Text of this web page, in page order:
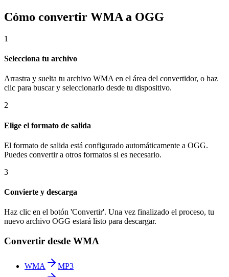
Cómo convertir WMA a OGG
1
Selecciona tu archivo
Arrastra y suelta tu archivo WMA en el área del convertidor, o haz
clic para buscar y seleccionarlo desde tu dispositivo.
2
Elige el formato de salida
El formato de salida está configurado automáticamente a OGG.
Puedes convertir a otros formatos si es necesario.
3
Convierte y descarga
Haz clic en el botón 'Convertir'. Una vez finalizado el proceso, tu
nuevo archivo OGG estará listo para descargar.
Convertir desde WMA
WMA
MP3